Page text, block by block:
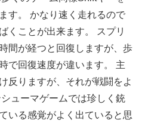
す。 かなり速く走れるので
くことが出来ます。 スプリ
間が経つと回復しますが、歩
で回復速度が違います。 主
反りますが、それが戦闘をよ
ューマゲームでは珍しく銃
いる感覚がよく出ていると思